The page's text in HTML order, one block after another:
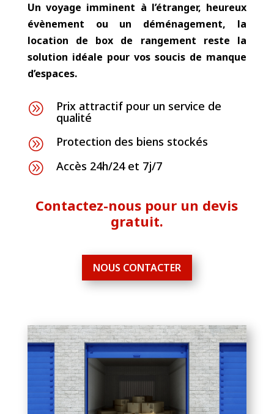
Un voyage imminent à l’étranger, heureux
évènement ou un déménagement, la
location de box de rangement reste la
solution idéale pour vos soucis de manque
d’espaces.
A Prix attractif pour un service de
qualité
A Protection des biens stockés
A Accès 24h/24 et 7j/7
Contactez-nous pour un devis
gratuit.
NOUS CONTACTER